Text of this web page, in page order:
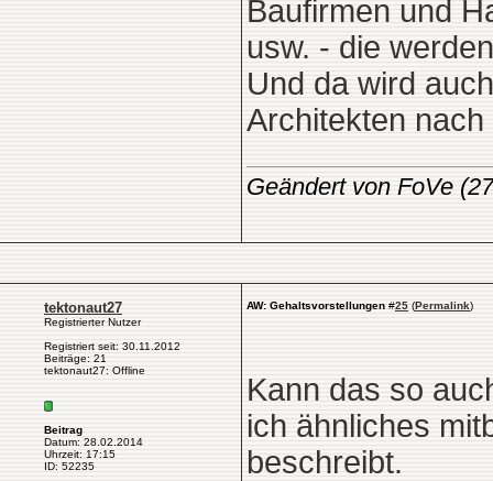
Baufirmen und
usw. - die
Und da wird
Architekten
Geändert von FoVe
tektonaut27
Registrierter Nutzer
Registriert seit: 30.11.2012
Beiträge: 21
tektonaut27: Offline
Beitrag
Datum: 28.02.2014
Uhrzeit: 17:15
ID: 52235
AW: Gehaltsvorstellungen #25 (Permalink)
Kann das so
ich ähnliches
beschreibt.